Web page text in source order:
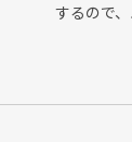
するので